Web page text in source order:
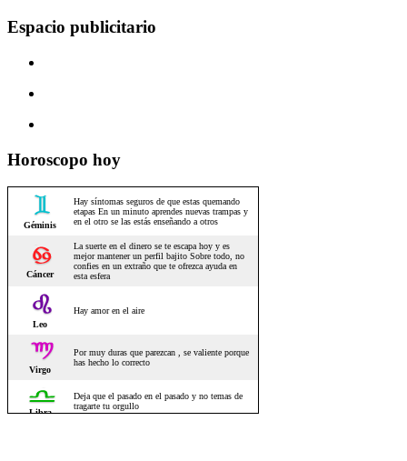
Espacio publicitario
Horoscopo hoy